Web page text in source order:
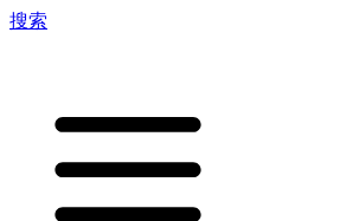
搜索